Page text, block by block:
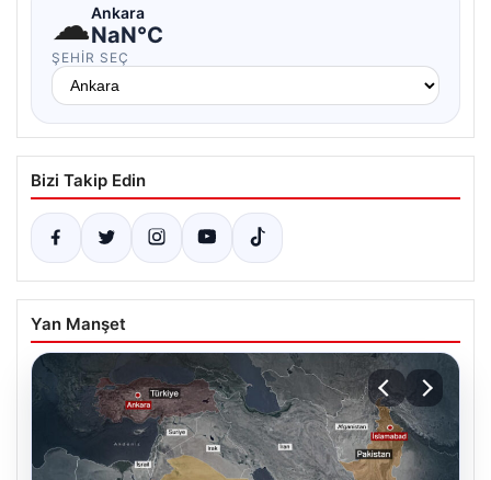
☁Ankara
NaN°C
ŞEHIR SEÇ
Bizi Takip Edin
Yan Manşet